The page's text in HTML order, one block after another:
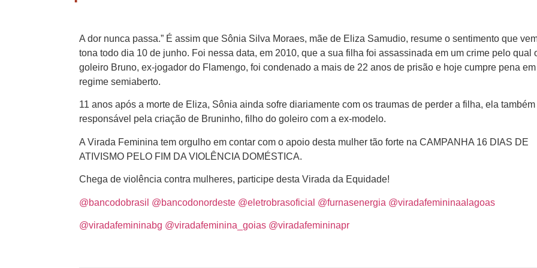
A dor nunca passa.” É assim que Sônia Silva Moraes, mãe de Eliza Samudio, resume o sentimento que
tona todo dia 10 de junho. Foi nessa data, em 2010, que a sua filha foi assassinada em um crime pelo qual
goleiro Bruno, ex-jogador do Flamengo, foi condenado a mais de 22 anos de prisão e hoje cumpre pena em
regime semiaberto.
11 anos após a morte de Eliza, Sônia ainda sofre diariamente com os traumas de perder a filha, ela também
responsável pela criação de Bruninho, filho do goleiro com a ex-modelo.
A Virada Feminina tem orgulho em contar com o apoio desta mulher tão forte na CAMPANHA 16 DIAS DE
ATIVISMO PELO FIM DA VIOLÊNCIA DOMÉSTICA.
Chega de violência contra mulheres, participe desta Virada da Equidade!
@bancodobrasil @bancodonordeste @eletrobrasoficial @furnasenergia @viradafemininaalagoas
@viradafemininabg @viradafeminina_goias @viradafemininapr